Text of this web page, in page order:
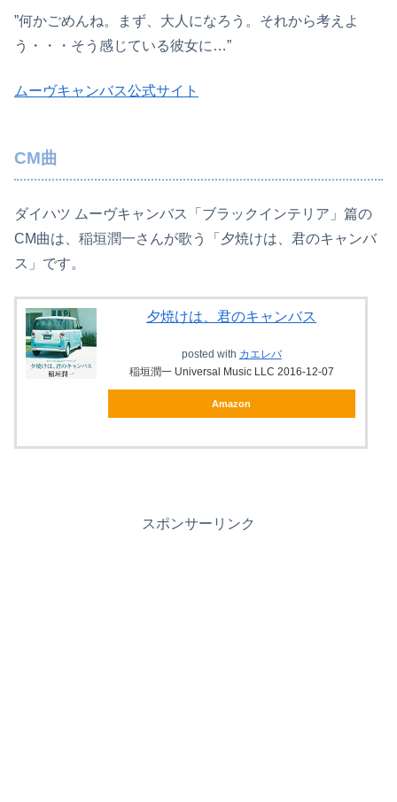
”何かごめんね。まず、大人になろう。それから考えよ
う・・・そう感じている彼女に…”
ムーヴキャンバス公式サイト
CM曲
ダイハツ ムーヴキャンバス「ブラックインテリア」篇の
CM曲は、稲垣潤一さんが歌う「夕焼けは、君のキャンバ
ス」です。
夕焼けは、君のキャンバス
posted with カエレバ
稲垣潤一 Universal Music LLC 2016-12-07
Amazon
スポンサーリンク